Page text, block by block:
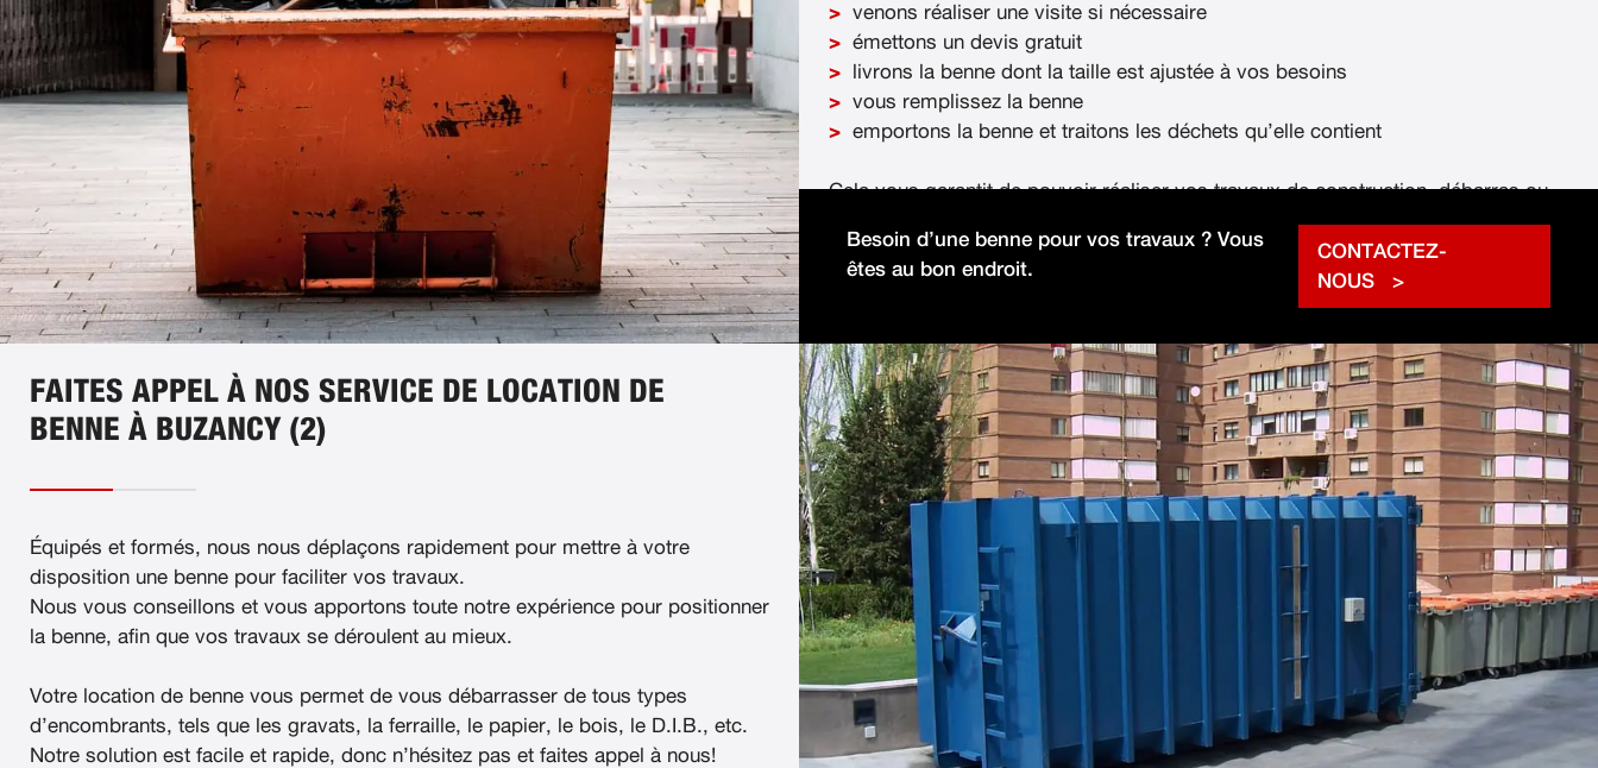
venons réaliser une visite si nécessaire
émettons un devis gratuit
livrons la benne dont la taille est ajustée à vos besoins
vous remplissez la benne
emportons la benne et traitons les déchets qu’elle contient
Cela vous garantit de pouvoir réaliser vos travaux de construction, débarras ou
Besoin d’une benne pour vos travaux ? Vous
êtes au bon endroit.
CONTACTEZ-
NOUS
FAITES APPEL À NOS SERVICE DE LOCATION DE
BENNE À BUZANCY (2)
Équipés et formés, nous nous déplaçons rapidement pour mettre à votre
disposition une benne pour faciliter vos travaux.
Nous vous conseillons et vous apportons toute notre expérience pour positionner
la benne, afin que vos travaux se déroulent au mieux.
Votre location de benne vous permet de vous débarrasser de tous types
d’encombrants, tels que les gravats, la ferraille, le papier, le bois, le D.I.B., etc.
Notre solution est facile et rapide, donc n’hésitez pas et faites appel à nous!